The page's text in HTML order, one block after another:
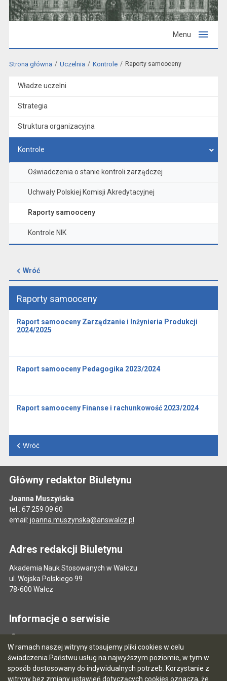
W ramach naszej witryny stosujemy pliki cookies w celu
świadczenia Państwu usług na najwyższym poziomie, w tym w
sposób dostosowany do indywidualnych potrzeb. Korzystanie z
witryny bez zmiany ustawień dotyczących cookies oznacza, że
Menu
Strona główna Uczelnia Kontrole Raporty samooceny
Władze uczelni
Strategia
Struktura organizacyjna
Kontrole
Oświadczenia o stanie kontroli zarządczej
Uchwały Polskiej Komisji Akredytacyjnej
Raporty samooceny
Kontrole NIK
Wróć
Raporty samooceny
Raport samooceny Zarządzanie i Inżynieria Produkcji
2024/2025
Raport samooceny Pedagogika 2023/2024
Raport samooceny Finanse i rachunkowość 2023/2024
Wróć
Główny redaktor Biuletynu
Joanna Muszyńska
tel.: 67 259 09 60
email: joanna.muszynska@answalcz.pl
Adres redakcji Biuletynu
Akademia Nauk Stosowanych w Wałczu
ul. Wojska Polskiego 99
78-600 Wałcz
Informacje o serwisie
Instrukcja obsługi
Statystyki oglądalności